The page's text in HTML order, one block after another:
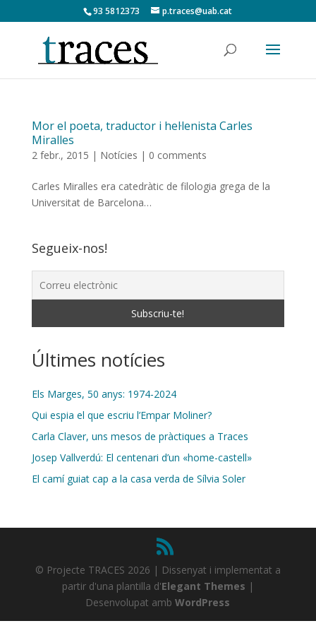
93 5812373 p.traces@uab.cat
Mor el poeta, traductor i hel·lenista Carles
Miralles
2 febr., 2015 | Notícies | 0 comments
Carles Miralles era catedràtic de filologia grega de la
Universitat de Barcelona…
Segueix-nos!
Últimes notícies
Els Marges, 50 anys: 1974-2024
Qui espia el que escriu l’Empar Moliner?
Carla Claver, uns mesos de pràctiques a Traces
Josep Vallverdú: El centenari d’un «home-castell»
El camí guiat cap a la casa verda de Sílvia Soler
© Projecte TRACES 2026 | Dissenyat i implementat a
partir d'una plantilla d'Elegant Themes |
Desenvolupat ambWordPress